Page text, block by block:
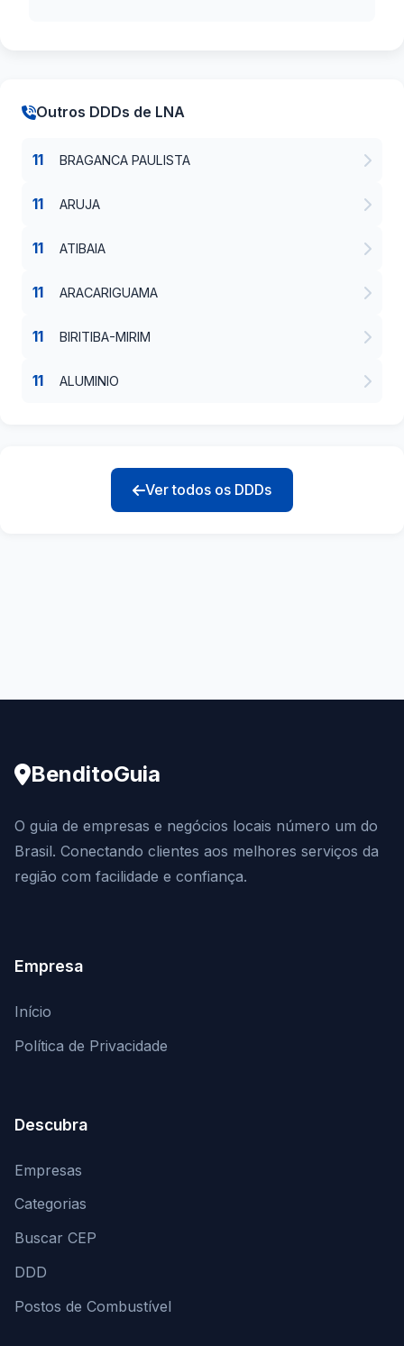
Outros DDDs de LNA
11 BRAGANCA PAULISTA
11 ARUJA
11 ATIBAIA
11 ARACARIGUAMA
11 BIRITIBA-MIRIM
11 ALUMINIO
Ver todos os DDDs
BenditoGuia
O guia de empresas e negócios locais número um do
Brasil. Conectando clientes aos melhores serviços da
região com facilidade e confiança.
Empresa
Início
Política de Privacidade
Descubra
Empresas
Categorias
Buscar CEP
DDD
Postos de Combustível